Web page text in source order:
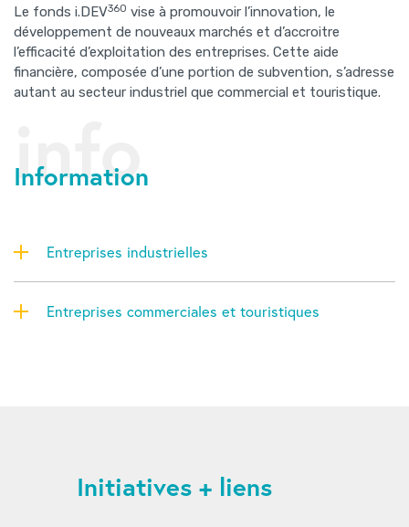
Le fonds i.DEV360 vise à promouvoir l’innovation, le
développement de nouveaux marchés et d’accroitre
l’efficacité d’exploitation des entreprises. Cette aide
financière, composée d’une portion de subvention, s’adresse
autant au secteur industriel que commercial et touristique.
info
Information
Entreprises industrielles
Entreprises commerciales et touristiques
Initiatives + liens